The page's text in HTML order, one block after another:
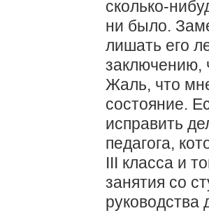
сколько-
ни было.
лишать его
заключению,
Жаль, что
состояние.
исправить
педагога,
III класса и
занятия со
руководства